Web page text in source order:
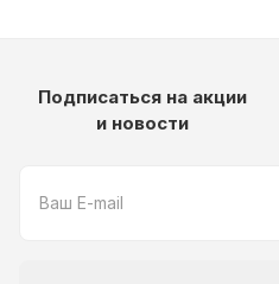
Подписаться на акции
и новости